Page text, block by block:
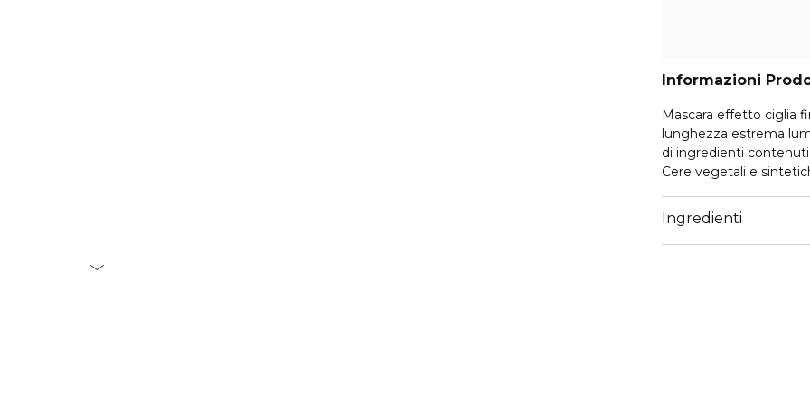
Informazioni
Mascara effetto ciglia finte.
lunghezza estrema luminositá e brillantezza in una sola passata grazie al mix
di ingredienti
Cere vegetali e
Agenti glossanti:
Agente filmogeno
Peptide mimetico del
Ingredienti